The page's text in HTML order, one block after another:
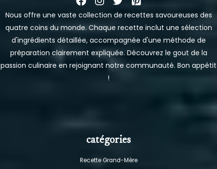
Nous offre une vaste collection de recettes savoureuses des
quatre coins du monde. Chaque recette inclut une sélection
d'ingrédients détaillée, accompagnée d'une méthode de
préparation clairement expliquée. Découvrez le gout de la
passion culinaire en rejoignant notre communauté. Bon appétit
!
catégories
Recette Grand-Mère